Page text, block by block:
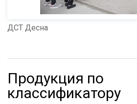
ДСТ Десна
Продукция по
классификатору